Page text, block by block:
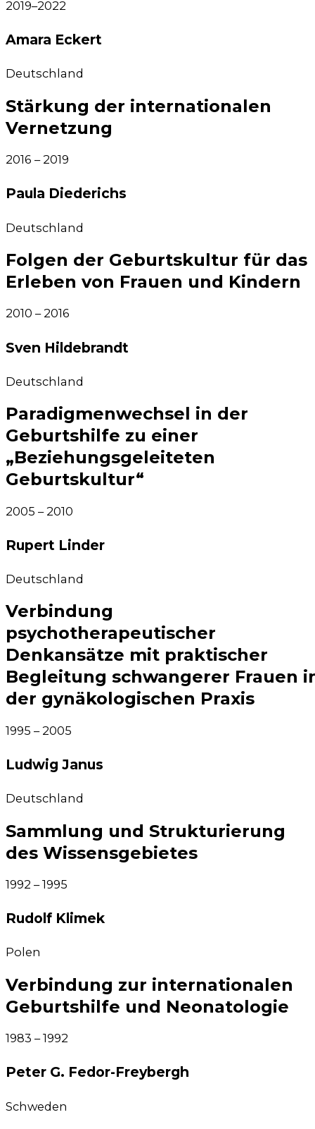
2019–2022
Amara Eckert
Deutsch­land
Stärkung der internationalen
Vernetzung
2016 – 2019
Paula Diederichs​
Deutsch­land
Folgen der Geburtskultur für das
Erleben von Frauen und Kindern
2010 – 2016
Sven Hildebrandt​
Deutsch­land
Paradigmenwechsel in der
Geburtshilfe zu einer
„Beziehungsgeleiteten
Geburtskultur“
2005 – 2010
Rupert Linder​
Deutsch­land
Verbindung
psychotherapeutischer
Denkansätze mit praktischer
Begleitung schwangerer Frauen
der gynäkologischen Praxis
1995 – 2005
Ludwig Janus​
Deutsch­land
Sammlung und Strukturierung
des Wissensgebietes
1992 – 1995
Rudolf Klimek​
Polen
Verbindung zur internationalen
Geburtshilfe und Neonatologie
1983 – 1992
Peter G. Fedor-Freybergh​
Schwe­den